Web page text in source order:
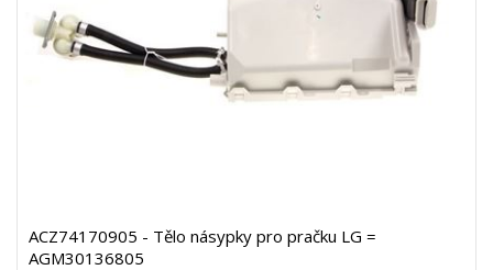
ACZ74170905 - Tělo násypky pro pračku LG =
AGM30136805